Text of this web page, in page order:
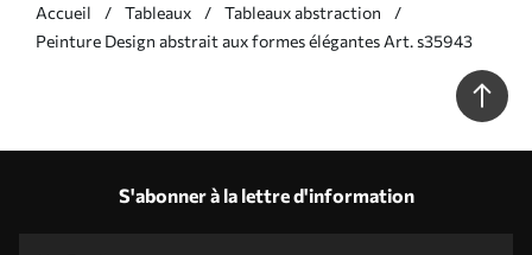
Accueil Tableaux
Tableaux abstraction
Peinture Design abstrait aux formes élégantes Art. s35943
S'abonner à la lettre d'information